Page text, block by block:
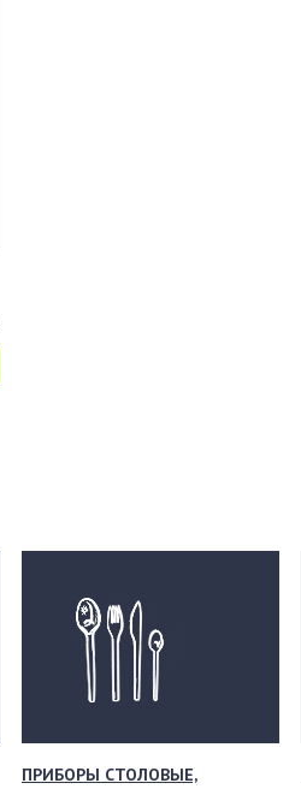
ПРИБОРЫ СТОЛОВЫЕ,